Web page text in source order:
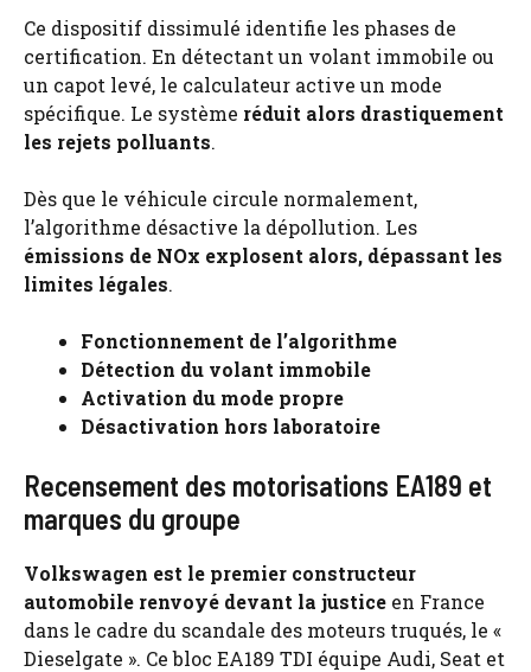
Ce dispositif dissimulé identifie les phases de
certification. En détectant un volant immobile ou
un capot levé, le calculateur active un mode
spécifique. Le système réduit alors drastiquement
les rejets polluants.
Dès que le véhicule circule normalement,
l’algorithme désactive la dépollution. Les
émissions de NOx explosent alors, dépassant les
limites légales.
Fonctionnement de l’algorithme
Détection du volant immobile
Activation du mode propre
Désactivation hors laboratoire
Recensement des motorisations EA189 et
marques du groupe
Volkswagen est le premier constructeur
automobile renvoyé devant la justice en France
dans le cadre du scandale des moteurs truqués, le «
Dieselgate ». Ce bloc EA189 TDI équipe Audi, Seat et